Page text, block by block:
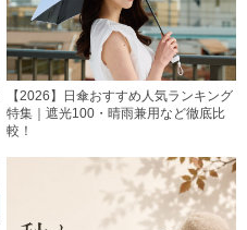
【2026】日傘おすすめ人気ランキング
特集｜遮光100・晴雨兼用など徹底比
較！